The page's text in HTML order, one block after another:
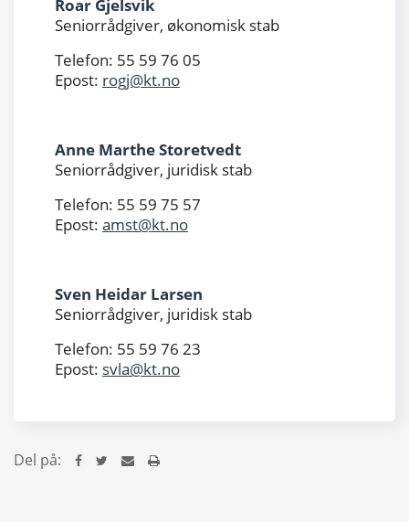
Roar Gjelsvik
Seniorrådgiver, økonomisk stab
Telefon: 55 59 76 05
Epost: rogj@kt.no
Anne Marthe Storetvedt
Seniorrådgiver, juridisk stab
Telefon: 55 59 75 57
Epost: amst@kt.no
Sven Heidar Larsen
Seniorrådgiver, juridisk stab
Telefon: 55 59 76 23
Epost: svla@kt.no
Del på: